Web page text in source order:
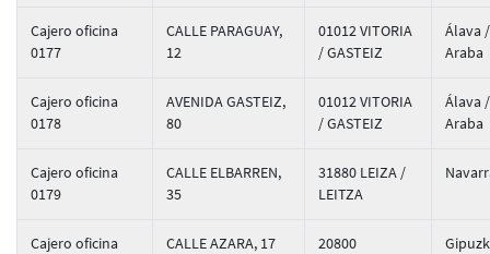
Cajero oficina
0177
CALLE PARAGUAY,
12
01012 VITORIA
/ GASTEIZ
Álava /
Araba
Cajero oficina
0178
AVENIDA GASTEIZ,
80
01012 VITORIA
/ GASTEIZ
Álava /
Araba
Cajero oficina
0179
CALLE ELBARREN,
35
31880 LEIZA /
LEITZA
Cajero oficina
CALLE AZARA, 17
20800